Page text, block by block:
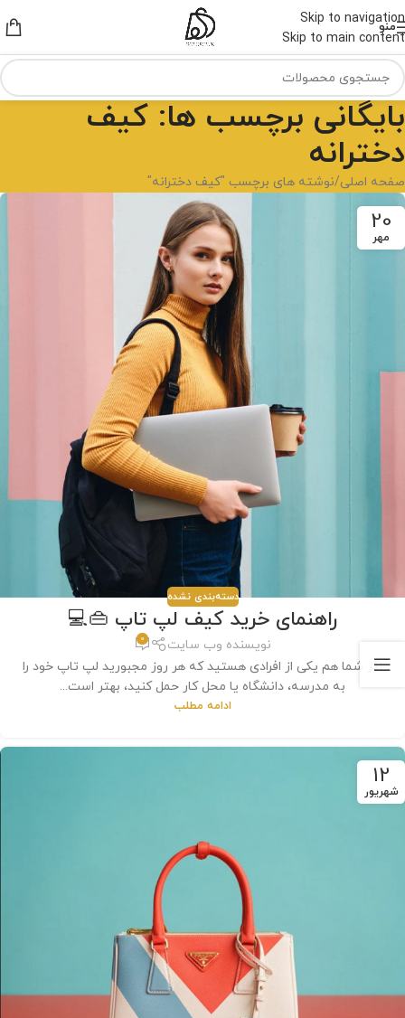
Skip to navigation
Skip to main content
منو
بایگانی برچسب ها: کیف
دخترانه
صفحه اصلی نوشته های برچسب "کیف دخترانه"
20
مهر
دسته‌بندی نشده
راهنمای خرید کیف لپ تاپ 👜💻
نویسنده وب سایت 0
اگر شما هم یکی از افرادی هستید که هر روز مجبورید لپ تاپ خود را
به مدرسه، دانشگاه یا محل کار حمل کنید، بهتر است...
ادامه مطلب
12
شهریور